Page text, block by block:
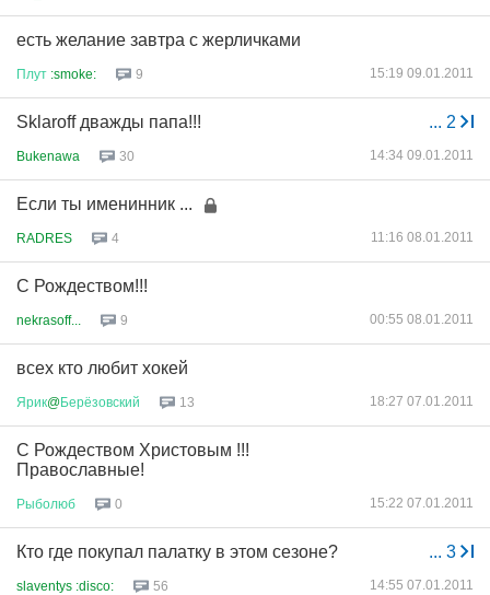
есть желание завтра с жерличками
Плут :smoke: 9 15:19 09.01.2011
... 2
Sklaroff дважды папа!!!
Bukenawa 30 14:34 09.01.2011
Если ты именинник ...
RADRES 4 11:16 08.01.2011
С Рождеством!!!
nekrasoff... 9 00:55 08.01.2011
всех кто любит хокей
Ярик@Берёзовский 13 18:27 07.01.2011
С Рождеством Христовым !!!
Православные!
Рыболюб 0 15:22 07.01.2011
... 3
Кто где покупал палатку в этом сезоне?
slaventys :disco: 56 14:55 07.01.2011